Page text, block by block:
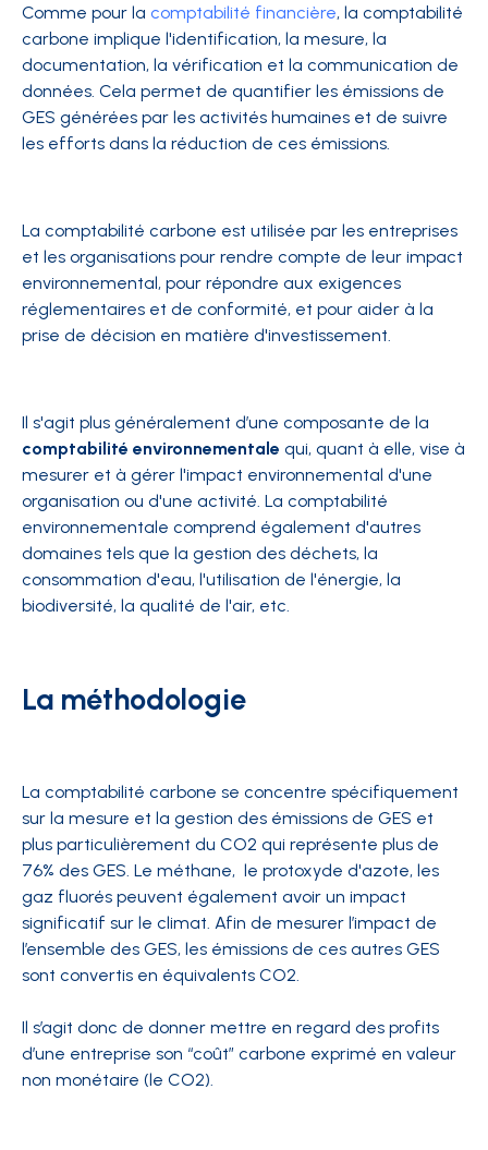
Comme pour la comptabilité financière, la comptabilité
carbone implique l'identification, la mesure, la
documentation, la vérification et la communication de
données. Cela permet de quantifier les émissions de
GES générées par les activités humaines et de suivre
les efforts dans la réduction de ces émissions.
La comptabilité carbone est utilisée par les entreprises
et les organisations pour rendre compte de leur impact
environnemental, pour répondre aux exigences
réglementaires et de conformité, et pour aider à la
prise de décision en matière d'investissement.
Il s'agit plus généralement d’une composante de la
comptabilité environnementale qui, quant à elle, vise à
mesurer et à gérer l'impact environnemental d'une
organisation ou d'une activité. La comptabilité
environnementale comprend également d'autres
domaines tels que la gestion des déchets, la
consommation d'eau, l'utilisation de l'énergie, la
biodiversité, la qualité de l'air, etc.
La méthodologie
La comptabilité carbone se concentre spécifiquement
sur la mesure et la gestion des émissions de GES et
plus particulièrement du CO2 qui représente plus de
76% des GES. Le méthane, le protoxyde d'azote, les
gaz fluorés peuvent également avoir un impact
significatif sur le climat. Afin de mesurer l’impact de
l’ensemble des GES, les émissions de ces autres GES
sont convertis en équivalents CO2.
Il s’agit donc de donner mettre en regard des profits
d’une entreprise son “coût” carbone exprimé en valeur
non monétaire (le CO2).